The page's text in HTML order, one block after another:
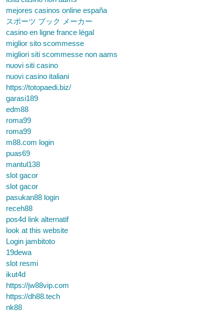
mejores casinos online españa
スポーツ ブック メーカー
casino en ligne france légal
miglior sito scommesse
migliori siti scommesse non aams
nuovi siti casino
nuovi casino italiani
https://totopaedi.biz/
garasi189
edm88
roma99
roma99
m88.com login
puas69
mantul138
slot gacor
slot gacor
pasukan88 login
receh88
pos4d link alternatif
look at this website
Login jambitoto
19dewa
slot resmi
ikut4d
https://jw88vip.com
https://dh88.tech
nk88